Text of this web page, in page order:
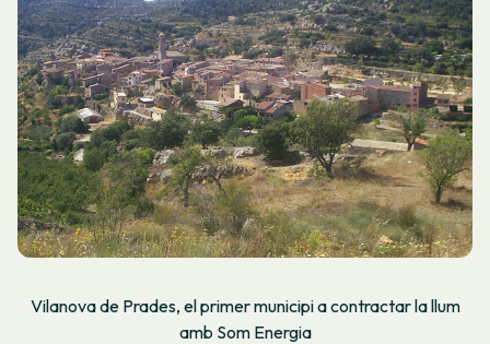
Vilanova de Prades, el primer municipi a contractar la llum
amb Som Energia